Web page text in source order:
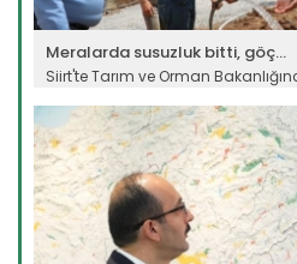
Meralarda susuzluk bitti, göç...
Siirt'te Tarım ve Orman
Devamını Oku ->